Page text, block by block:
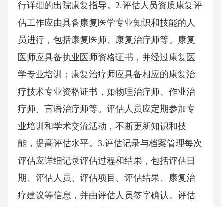
行详细的出院康复指导。2.评估人员资质康复评
估工作应由具备康复医学专业知识和技能的人
员进行，包括康复医师、康复治疗师等。康复
医师应具备执业医师资格证书，并经过康复医
学专业培训；康复治疗师应具备相应的康复治
疗技术专业资格证书，如物理治疗师、作业治
疗师、言语治疗师等。评估人员应定期参加专
业培训和学术交流活动，不断更新知识和技
能，提高评估水平。3.评估记录与档案管理每次
评估应详细记录评估过程和结果，包括评估日
期、评估人员、评估项目、评估结果、康复治
疗建议等信息，并由评估人员签字确认。评估